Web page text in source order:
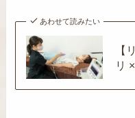
あわせて読みたい
【
リ